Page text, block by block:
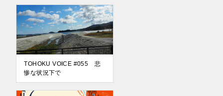
TOHOKU VOICE #055 悲
惨な状況下で